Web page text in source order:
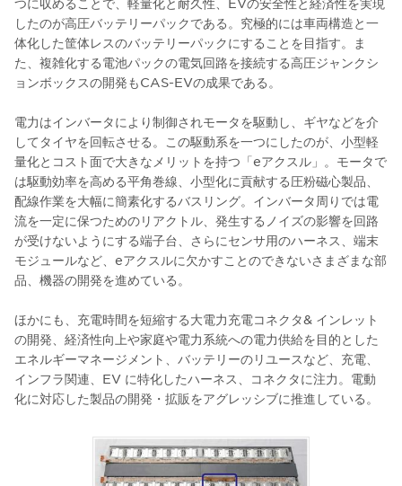
したのが高圧バッテリーパックである。究極的には車両構造と一
体化した筐体レスのバッテリーパックにすることを目指す。ま
た、複雑化する電池パックの電気回路を接続する高圧ジャンクシ
ョンボックスの開発もCAS-EVの成果である。
電力はインバータにより制御されモータを駆動し、ギヤなどを介
してタイヤを回転させる。この駆動系を一つにしたのが、小型軽
量化とコスト面で大きなメリットを持つ「eアクスル」。モータで
は駆動効率を高める平角巻線、小型化に貢献する圧粉磁心製品、
配線作業を大幅に簡素化するバスリング。インバータ周りでは電
流を一定に保つためのリアクトル、発生するノイズの影響を回路
が受けないようにする端子台、さらにセンサ用のハーネス、端末
モジュールなど、eアクスルに欠かすことのできないさまざまな部
品、機器の開発を進めている。
ほかにも、充電時間を短縮する大電力充電コネクタ& インレット
の開発、経済性向上や家庭や電力系統への電力供給を目的とした
エネルギーマネージメント、バッテリーのリユースなど、充電、
インフラ関連、EV に特化したハーネス、コネクタに注力。電動
化に対応した製品の開発・拡販をアグレッシブに推進している。